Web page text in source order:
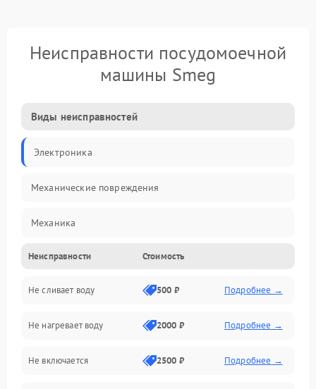
Неисправности посудомоечной
машины Smeg
Виды неисправностей
Электроника
Механические повреждения
Механика
Управление
Электропитание
Датчики
Нагрев
Неисправности Стоимость
Не сливает воду 500 ₽ Подробнее →
Не нагревает воду 2000 ₽ Подробнее →
Не включается 2500 ₽ Подробнее →